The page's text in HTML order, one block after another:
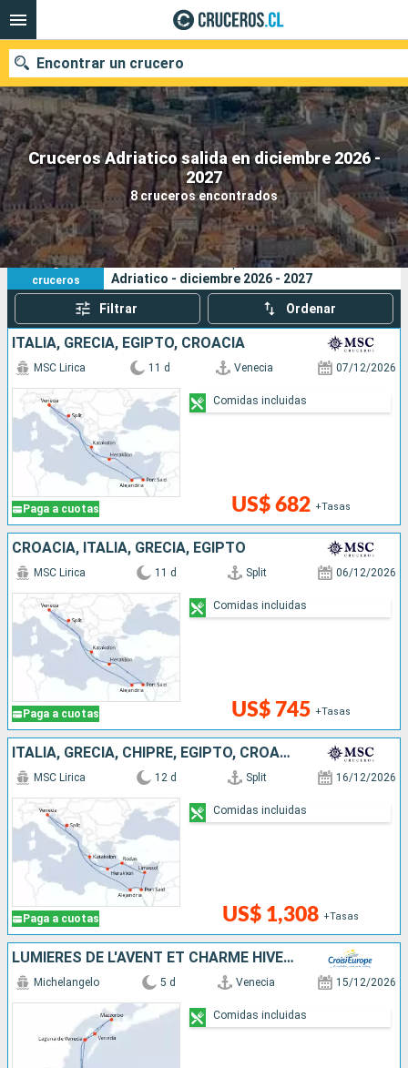
Cruceros Adriatico salida en diciembre 2026 -
2027
8 cruceros encontrados
Encontrar un crucero
Nuestros destinos
Fecha de salida
Puertos Compañías
Buscar
8
cruceros
Sus criterios de búsqueda:
Adriatico - diciembre 2026 - 2027
Filtrar Ordenar
ITALIA, GRECIA, EGIPTO, CROACIA
Paga a cuotas
MSC Lirica 11 d Venecia 07/12/2026
US$ 682 +Tasas
Comidas incluidas
CROACIA, ITALIA, GRECIA, EGIPTO
Paga a cuotas
MSC Lirica 11 d Split 06/12/2026
US$ 745 +Tasas
Comidas incluidas
ITALIA, GRECIA, CHIPRE, EGIPTO, CROACIA
Paga a cuotas
MSC Lirica 12 d Split 16/12/2026
US$ 1,308 +Tasas
Comidas incluidas
LUMIÈRES DE L'AVENT ET CHARME HIVERNAL : CAP SUR VENISE ET SA LAGUNE
Michelangelo 5 d Venecia 15/12/2026
Comidas incluidas